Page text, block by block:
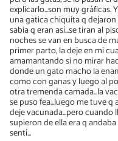
explicarlo...son muy gráficas.
una gatica chiquita q
sabia q eran así...se tiran al
noches se van en busca de
primer parto, la deje en mi
amamantando si no mirar
donde un gato macho la
como con ganas y luego al
otra tremenda camada...la
se puso fea...luego me tuve
deje vacunada...pero
supieron de ella era q
sentí...